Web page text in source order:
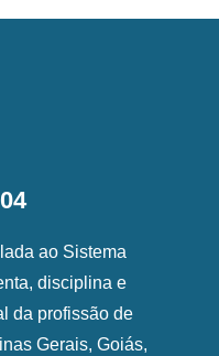
ao Sistema
disciplina e
da profissão de
Gerais, Goiás,